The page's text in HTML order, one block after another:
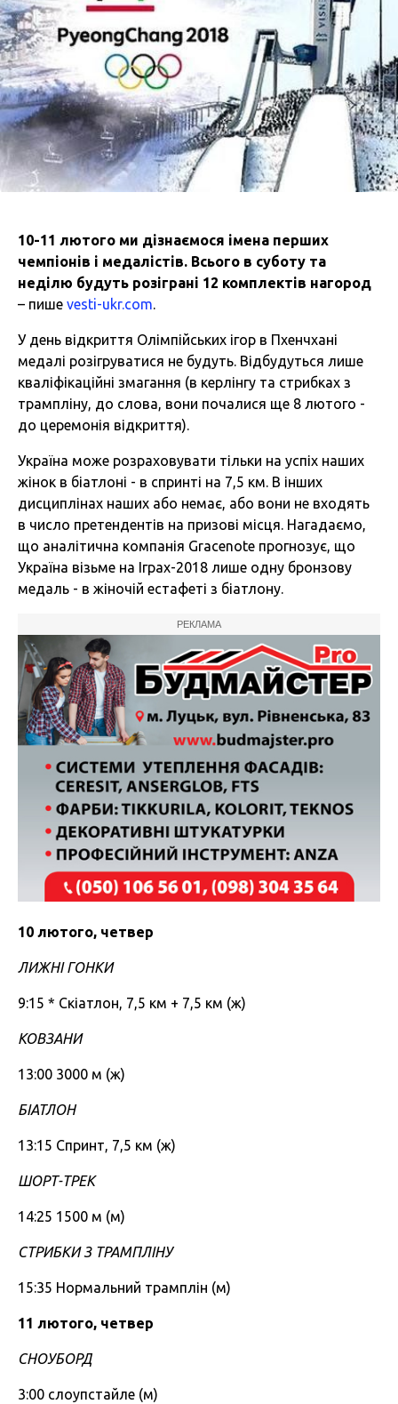
10-11 лютого ми дізнаємося імена перших
чемпіонів і медалістів. Всього в суботу та
неділю будуть розіграні 12 комплектів нагород
– пише vesti-ukr.com.
У день відкриття Олімпійських ігор в Пхенчхані
медалі розігруватися не будуть. Відбудуться лише
кваліфікаційні змагання (в керлінгу та стрибках з
трампліну, до слова, вони почалися ще 8 лютого -
до церемонія відкриття).
Україна може розраховувати тільки на успіх наших
жінок в біатлоні - в спринті на 7,5 км. В інших
дисциплінах наших або немає, або вони не входять
в число претендентів на призові місця. Нагадаємо,
що аналітична компанія Gracenote прогнозує, що
Україна візьме на Іграх-2018 лише одну бронзову
медаль - в жіночій естафеті з біатлону.
РЕКЛАМА
10 лютого, четвер
ЛИЖНІ ГОНКИ
9:15 * Скіатлон, 7,5 км + 7,5 км (ж)
КОВЗАНИ
13:00 3000 м (ж)
БІАТЛОН
13:15 Спринт, 7,5 км (ж)
ШОРТ-ТРЕК
14:25 1500 м (м)
СТРИБКИ З ТРАМПЛІНУ
15:35 Нормальний трамплін (м)
11 лютого, четвер
СНОУБОРД
3:00 слоупстайле (м)